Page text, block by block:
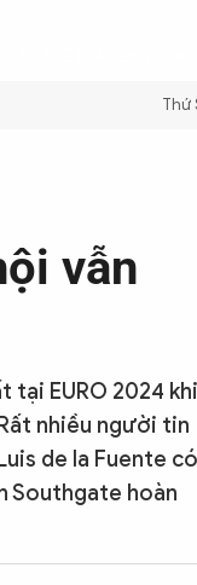
xăng dầu để đảmThứ
vẫn
tại EURO 2024 khi
nhiều người tin
de la Fuente có
Southgate hoàn